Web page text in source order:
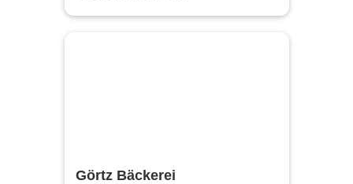
Gemeindezentrum
Görtz Bäckerei